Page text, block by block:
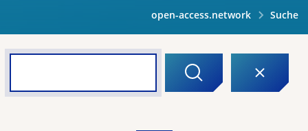
open-access.network Suche